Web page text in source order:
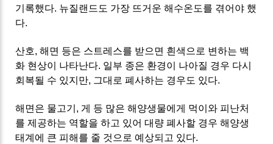
기록했다. 뉴질랜드도 가장 뜨거운 해수온도를 겪어야 했
다.
산호, 해면 등은 스트레스를 받으면 흰색으로 변하는 백
화 현상이 나타난다. 일부 종은 환경이 나아질 경우 다시
회복될 수 있지만, 그대로 폐사하는 경우도 있다.
해면은 물고기, 게 등 많은 해양생물에게 먹이와 피난처
를 제공하는 역할을 하고 있어 대량 폐사할 경우 해양생
태계에 큰 피해를 줄 것으로 예상되고 있다.